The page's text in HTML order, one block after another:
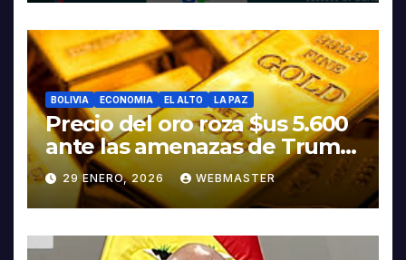
BOLIVIA ECONOMIA EL ALTO LA PAZ
Precio del oro roza $us 5.600
ante las amenazas de Trump
contra Irán
29 ENERO, 2026 WEBMASTER